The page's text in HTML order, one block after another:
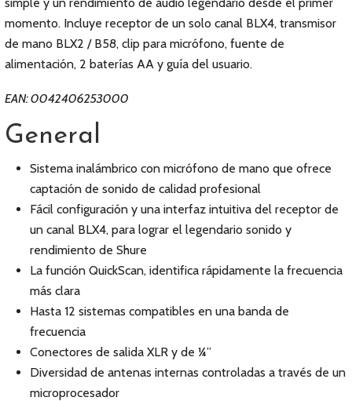
momento. Incluye receptor de un solo canal BLX4, transmisor
de mano BLX2 / B58, clip para micrófono, fuente de
alimentación, 2 baterías AA y guía del usuario.
EAN: 0042406253000
General
Sistema inalámbrico con micrófono de mano que ofrece
captación de sonido de calidad profesional
Fácil configuración y una interfaz intuitiva del receptor de
un canal BLX4, para lograr el legendario sonido y
rendimiento de Shure
La función QuickScan, identifica rápidamente la frecuencia
más clara
Hasta 12 sistemas compatibles en una banda de
frecuencia
Conectores de salida XLR y de ¼”
Diversidad de antenas internas controladas a través de un
microprocesador